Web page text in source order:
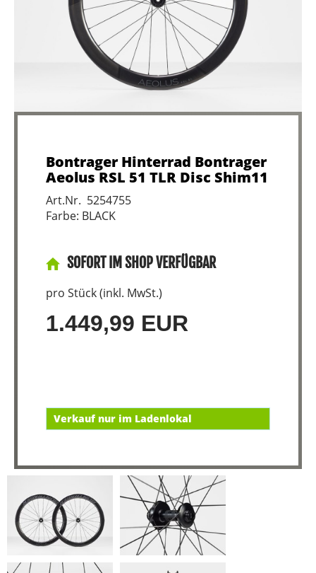
Bontrager Hinterrad Bontrager
Aeolus RSL 51 TLR Disc Shim11
Art.Nr. 5254755
Farbe: BLACK
SOFORT IM SHOP VERFÜGBAR
pro Stück (inkl. MwSt.)
1.449,99 EUR
Verkauf nur im Ladenlokal